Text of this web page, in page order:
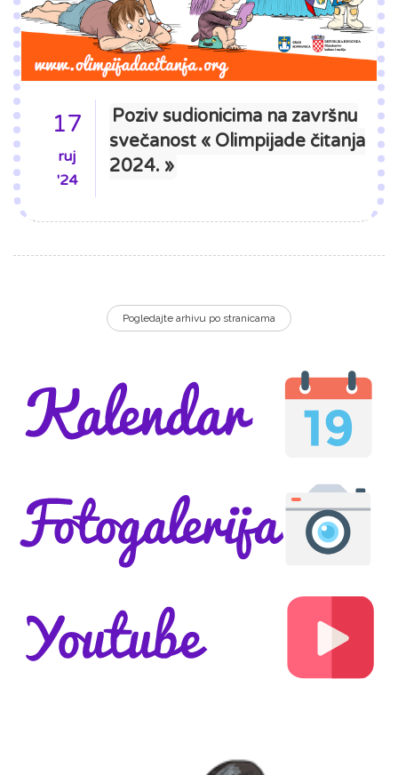
17
ruj
'24
Poziv sudionicima na završnu
svečanost « Olimpijade čitanja
2024. »
Pogledajte arhivu po stranicama